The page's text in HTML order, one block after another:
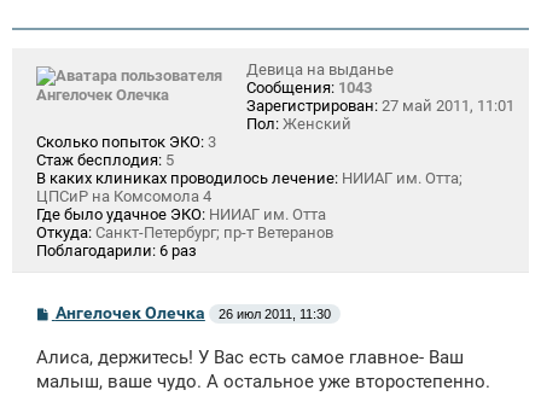
Ангелочек Олечка
Девица на выданье
Сообщения: 1043
Зарегистрирован: 27 май 2011, 11:01
Пол: Женский
Сколько попыток ЭКО: 3
Стаж бесплодия: 5
В каких клиниках проводилось лечение: НИИАГ им. Отта;
ЦПСиР на Комсомола 4
Где было удачное ЭКО: НИИАГ им. Отта
Откуда: Санкт-Петербург; пр-т Ветеранов
Поблагодарили: 6 раз
С
б
щ
Ангелочек Олечка 26 июл 2011, 11:30
Алиса, держитесь! У Вас есть самое главное- Ваш
малыш, ваше чудо. А остальное уже второстепенно.